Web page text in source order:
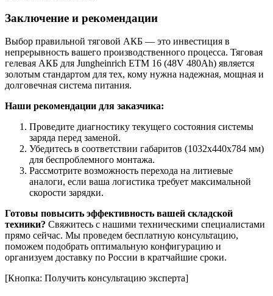
Заключение и рекомендации
Выбор правильной тяговой АКБ — это инвестиция в
непрерывность вашего производственного процесса. Тяговая
гелевая АКБ для Jungheinrich ETM 16 (48V 480Ah) является
золотым стандартом для тех, кому нужна надежная, мощная и
долговечная система питания.
Наши рекомендации для заказчика:
Проведите диагностику текущего состояния системы
заряда перед заменой.
Убедитесь в соответствии габаритов (1032x440x784 мм)
для беспроблемного монтажа.
Рассмотрите возможность перехода на литиевые
аналоги, если ваша логистика требует максимальной
скорости зарядки.
Готовы повысить эффективность вашей складской
техники? Свяжитесь с нашими техническими специалистами
прямо сейчас. Мы проведем бесплатную консультацию,
поможем подобрать оптимальную конфигурацию и
организуем доставку по России в кратчайшие сроки.
[Кнопка: Получить консультацию эксперта]